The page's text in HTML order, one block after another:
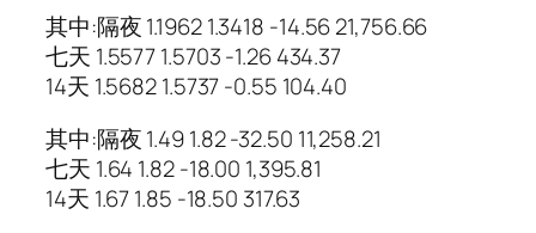
其中:隔夜 1.1962 1.3418 -14.56 21,756.66
七天 1.5577 1.5703 -1.26 434.37
14天 1.5682 1.5737 -0.55 104.40
其中:隔夜 1.49 1.82 -32.50 11,258.21
七天 1.64 1.82 -18.00 1,395.81
14天 1.67 1.85 -18.50 317.63